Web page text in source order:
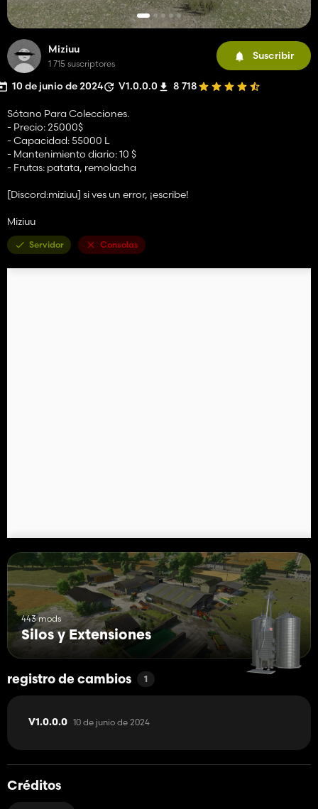
Miziuu
1 715 suscriptores
Suscribir
10 de junio de 2024 V1.0.0.0 8 718
Sótano Para Colecciones.
- Precio: 25000$
- Capacidad: 55000 L
- Mantenimiento diario: 10 $
- Frutas: patata, remolacha
[Discord:miziuu] si ves un error, ¡escribe!
Miziuu
Servidor Consolas
443 mods
Silos y Extensiones
registro de cambios 1
V1.0.0.0 10 de junio de 2024
Créditos